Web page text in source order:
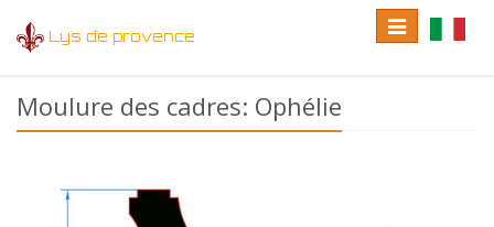
Lys de provence
language
Toggle
navigation
Moulure des cadres: Ophélie